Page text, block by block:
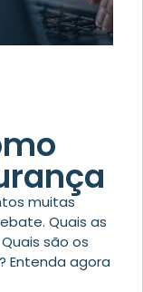
muitas
Quais as
são os
Entenda agora